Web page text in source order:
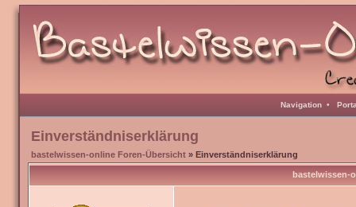
Navigation •
Einverständniserklärung
bastelwissen-online Foren-Übersicht » Einverständniserklärung
bastelwissen-